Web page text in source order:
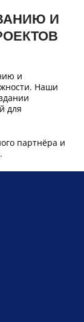
И
и
Наши
для
партнёра и